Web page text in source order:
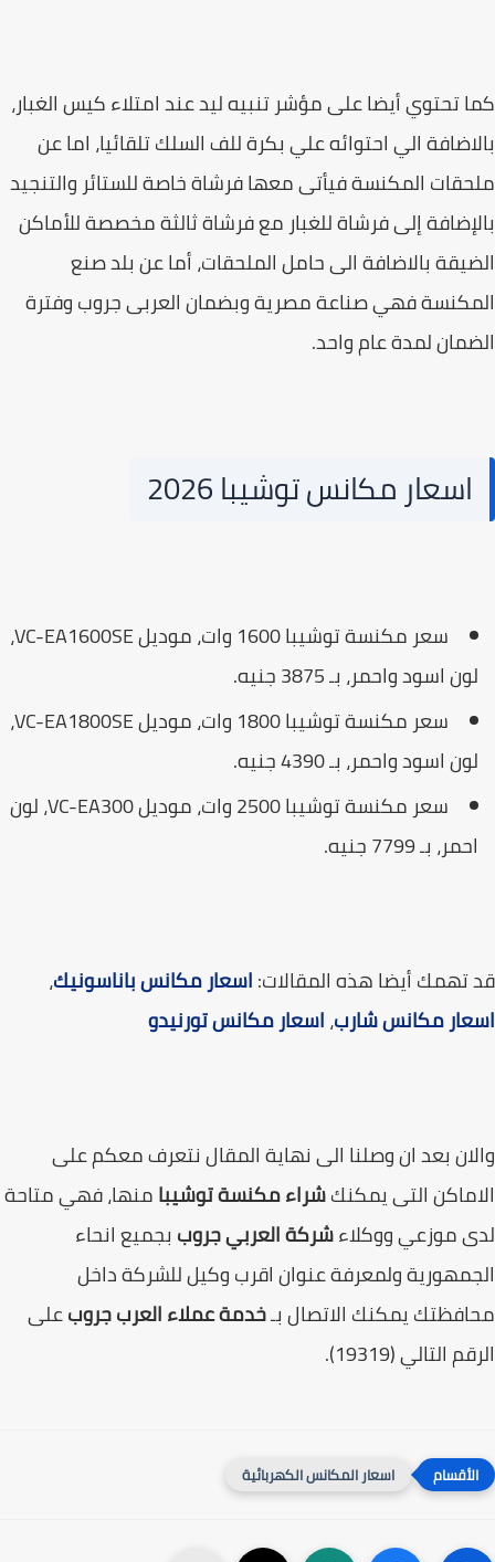
تحتوي أيضا على مؤشر تنبيه ليد عند امتلاء كيس الغبار،
الي احتوائه علي بكرة للف السلك تلقائيا، اما عن
المكنسة فيأتى معها فرشاة خاصة للستائر والتنجيد
إلى فرشاة للغبار مع فرشاة ثالثة مخصصة للأماكن
بالاضافة الى حامل الملحقات، أما عن بلد صنع
فهي صناعة مصرية وبضمان العربى جروب وفترة
لمدة عام واحد.
اسعار مكانس توشيبا 2026
سعر مكنسة توشيبا 1600 وات، موديل VC-EA1600SE،
اسود واحمر، بـ 3875 جنيه.
سعر مكنسة توشيبا 1800 وات، موديل VC-EA1800SE،
اسود واحمر، بـ 4390 جنيه.
سعر مكنسة توشيبا 2500 وات، موديل VC-EA300، لون
بـ 7799 جنيه.
أيضا هذه المقالات:اسعار مكانس باناسونيك،
مكانس شارب،اسعار مكانس تورنيدو
بعد ان وصلنا الى نهاية المقال نتعرف معكم على
التى يمكنكشراء مكنسة توشيبامنها، فهي متاحة
موزعي ووكلاءشركة العربي جروببجميع انحاء
ولمعرفة عنوان اقرب وكيل للشركة داخل
يمكنك الاتصال بـخدمة عملاء العرب جروبعلى
التالي (19319).
اسعار المكانس الكهربائية